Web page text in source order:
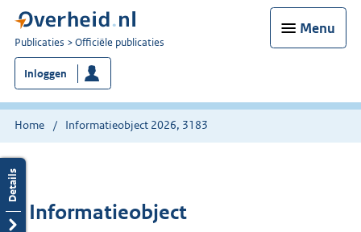
Menu
U
bent
nu
hier:
Publicaties Officiële publicaties
Inloggen
Home Informatieobject 2026, 3183
Informatieobject